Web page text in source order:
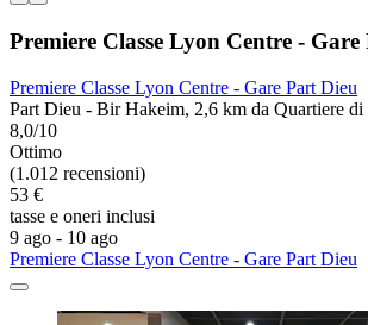
Premiere Classe Lyon Centre -
Premiere Classe Lyon Centre - Gare Part Dieu
Part Dieu - Bir Hakeim, 2,6 km da Quartiere di
8,0/10
Ottimo
(1.012 recensioni)
53 €
tasse e oneri inclusi
9 ago - 10 ago
Premiere Classe Lyon Centre - Gare Part Dieu